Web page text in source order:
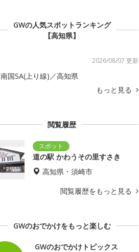
GWの人気スポットランキング
【高知県】
2026/08/07 更新
南国SA(上り線)／高知県
もっと見る
閲覧履歴
道の駅 かわうその里すさき
高知県・須崎市
閲覧履歴をもっと見る
GWのおでかけをもっと楽しむ
GWのおでかけトピックス